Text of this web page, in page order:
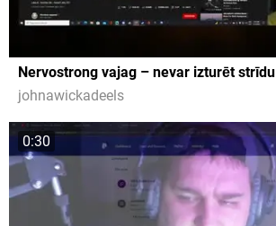
Nervostrong vajag – nevar izturēt strīdu
johnawickadeels
0:30